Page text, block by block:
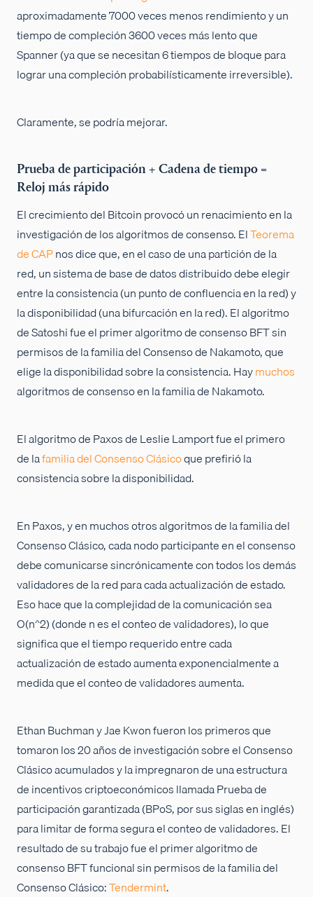
aproximadamente 7000 veces menos rendimiento y un
tiempo de compleción 3600 veces más lento que
Spanner (ya que se necesitan 6 tiempos de bloque para
lograr una compleción probabilísticamente irreversible).
Claramente, se podría mejorar.
Prueba de participación + Cadena de tiempo =
Reloj más rápido
El crecimiento del Bitcoin provocó un renacimiento en la
investigación de los algoritmos de consenso. ElTeorema
de CAPnos dice que, en el caso de una partición de la
red, un sistema de base de datos distribuido debe elegir
entre la consistencia (un punto de confluencia en la red) y
la disponibilidad (una bifurcación en la red). El algoritmo
de Satoshi fue el primer algoritmo de consenso BFT sin
permisos de la familia del Consenso de Nakamoto, que
elige la disponibilidad sobre la consistencia. Haymuchos
algoritmos de consenso en la familia de Nakamoto.
El algoritmo de Paxos de Leslie Lamport fue el primero
de lafamilia del Consenso Clásicoque prefirió la
consistencia sobre la disponibilidad.
En Paxos, y en muchos otros algoritmos de la familia del
Consenso Clásico, cada nodo participante en el consenso
debe comunicarse sincrónicamente con todos los demás
validadores de la red para cada actualización de estado.
Eso hace que la complejidad de la comunicación sea
O(n^2) (donde n es el conteo de validadores), lo que
significa que el tiempo requerido entre cada
actualización de estado aumenta exponencialmente a
medida que el conteo de validadores aumenta.
Ethan Buchman y Jae Kwon fueron los primeros que
tomaron los 20 años de investigación sobre el Consenso
Clásico acumulados y la impregnaron de una estructura
de incentivos criptoeconómicos llamada Prueba de
participación garantizada (BPoS, por sus siglas en inglés)
para limitar de forma segura el conteo de validadores. El
resultado de su trabajo fue el primer algoritmo de
consenso BFT funcional sin permisos de la familia del
Consenso Clásico:Tendermint.